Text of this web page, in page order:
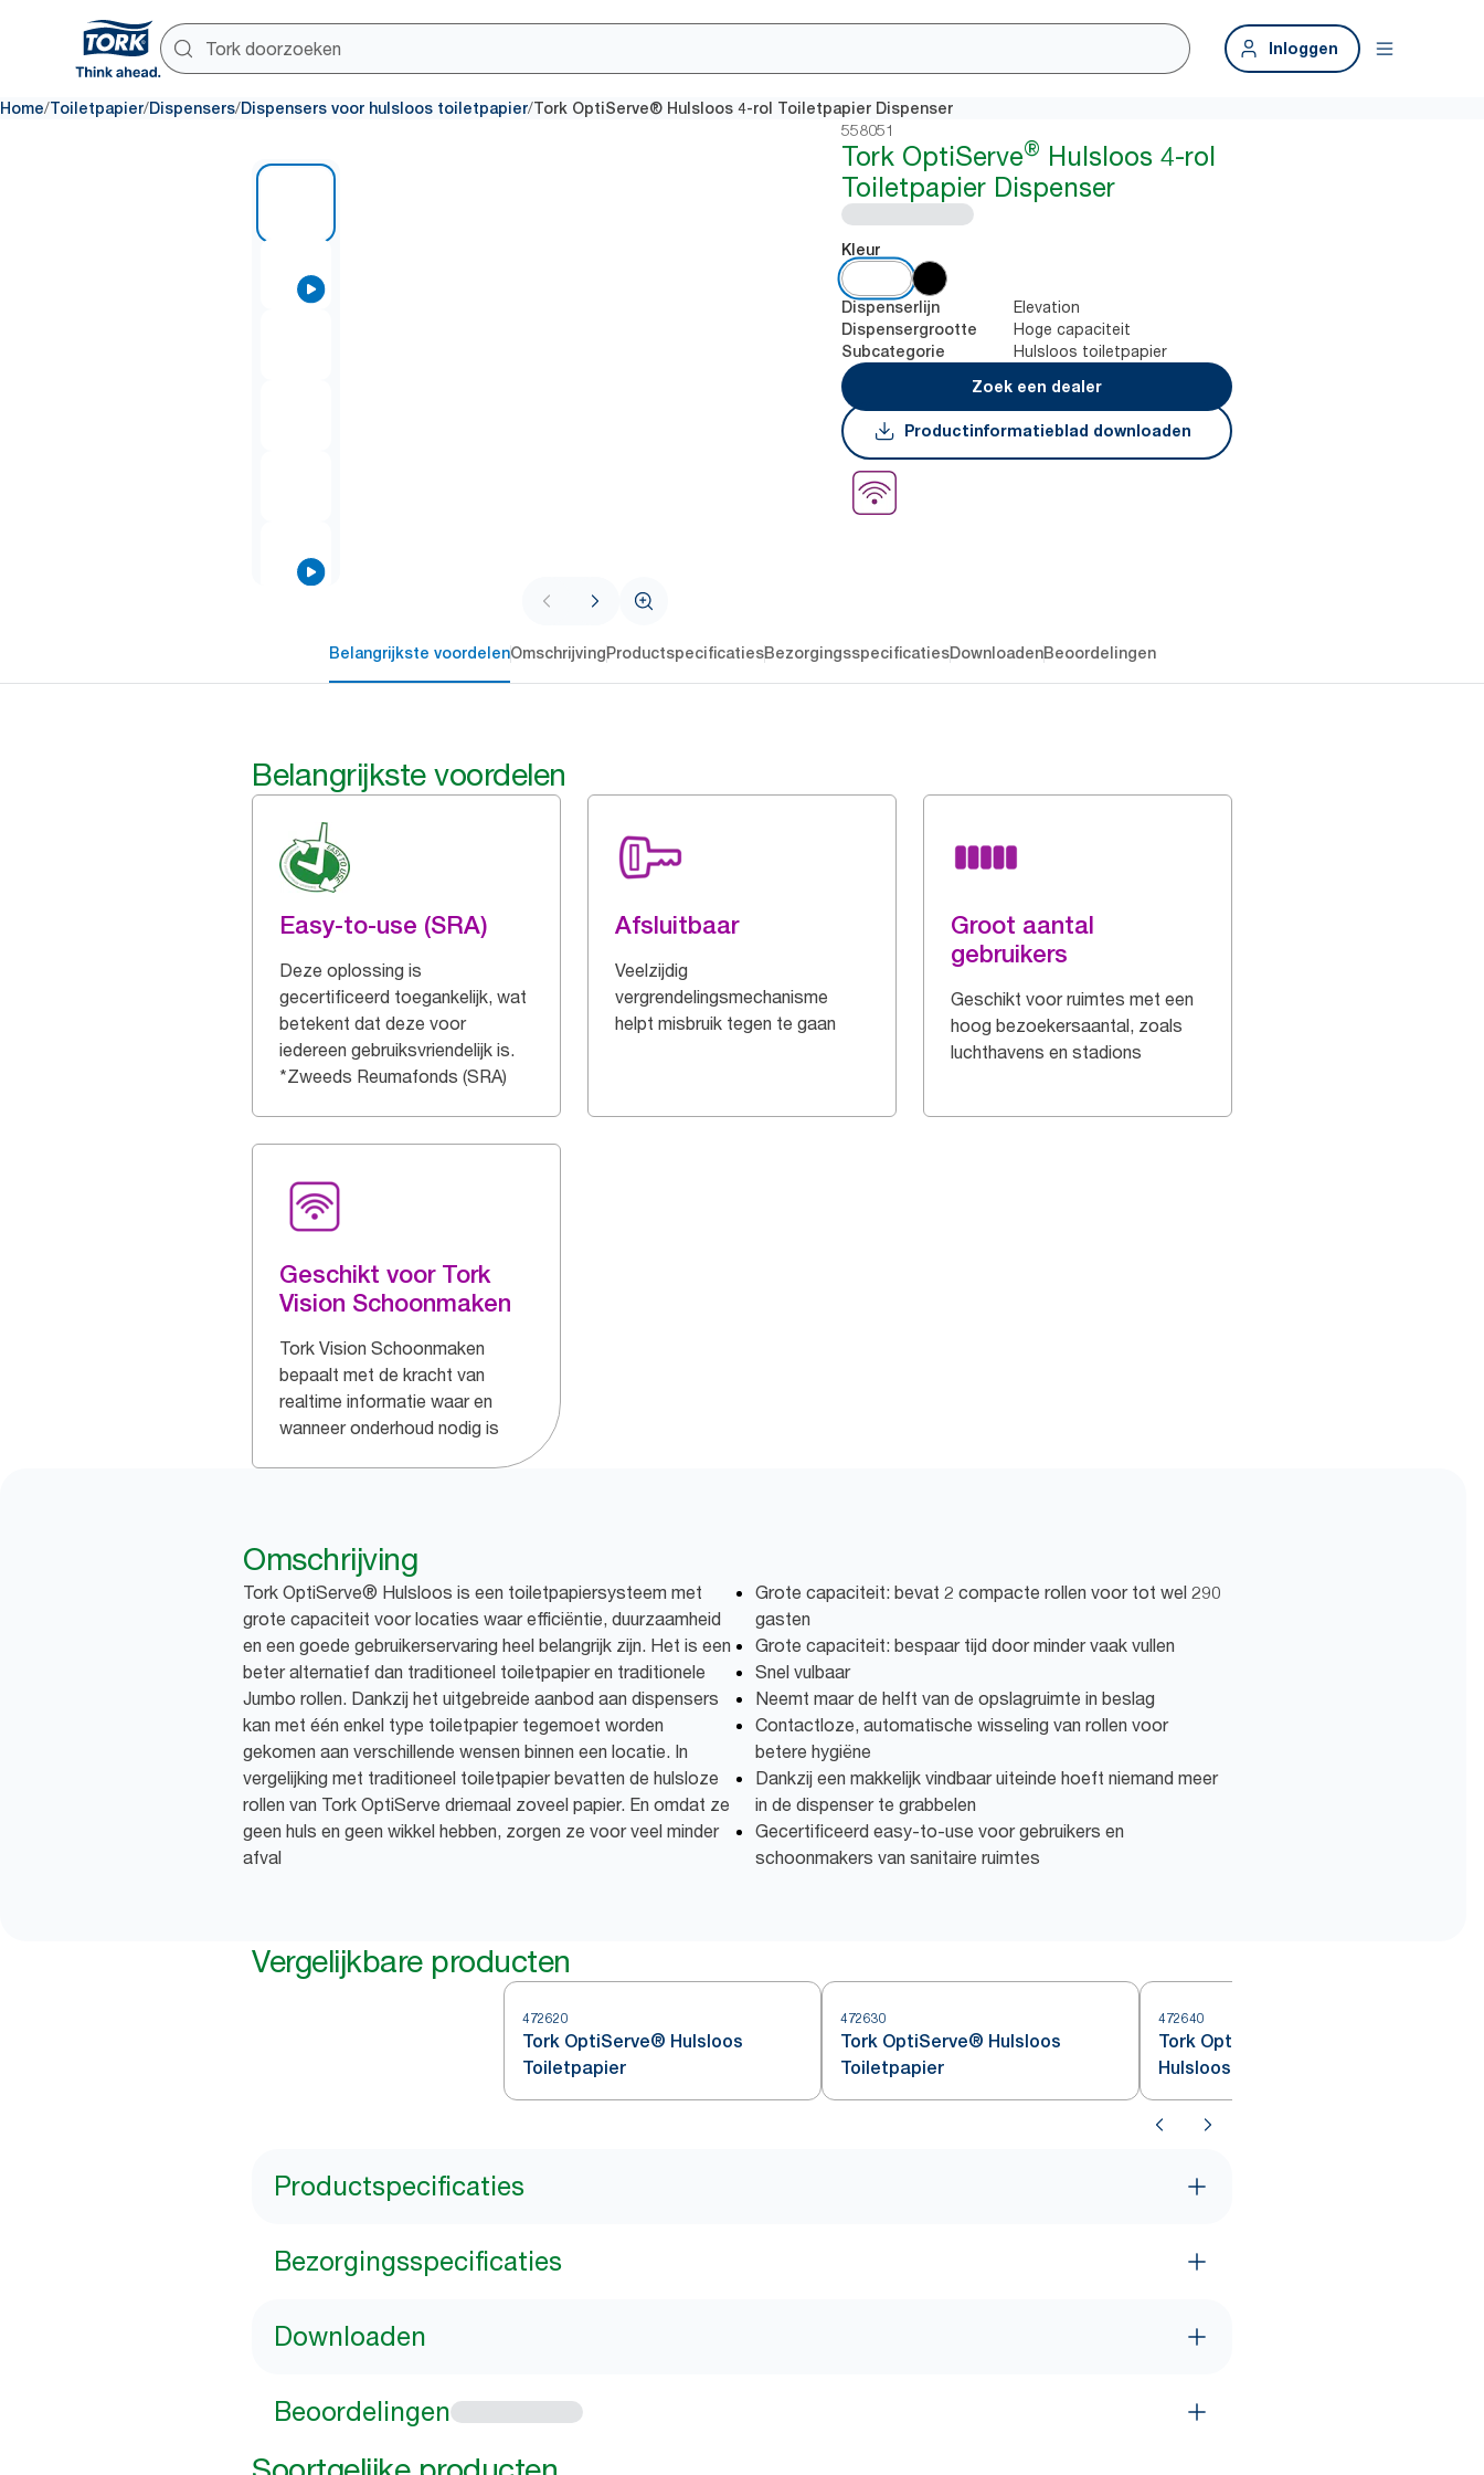
Inloggen
Home/Toiletpapier/Dispensers/Dispensers voor hulsloos toiletpapier/Tork OptiServe® Hulsloos 4-rol Toiletpapier Dispenser
558051
Tork OptiServe® Hulsloos 4-rol
Toiletpapier Dispenser
Kleur
Dispenserlijn Elevation
Dispensergrootte Hoge capaciteit
Subcategorie
Hulsloos toiletpapier
Zoek een dealer
Productinformatieblad downloaden
Belangrijkste voordelenOmschrijvingProductspecificatiesBezorgingsspecificatiesDownloadenBeoordelingen
Belangrijkste voordelen
Easy-to-use (SRA)
Deze oplossing is
gecertificeerd toegankelijk, wat
betekent dat deze voor
iedereen gebruiksvriendelijk is.
*Zweeds Reumafonds (SRA)
Afsluitbaar
Veelzijdig
vergrendelingsmechanisme
helpt misbruik tegen te gaan
Groot aantal
gebruikers
Geschikt voor ruimtes met een
hoog bezoekersaantal, zoals
luchthavens en stadions
Geschikt voor Tork
Vision Schoonmaken
Tork Vision Schoonmaken
bepaalt met de kracht van
realtime informatie waar en
wanneer onderhoud nodig is
Omschrijving
Tork OptiServe® Hulsloos is een toiletpapiersysteem met
grote capaciteit voor locaties waar efficiëntie, duurzaamheid
en een goede gebruikerservaring heel belangrijk zijn. Het is een
beter alternatief dan traditioneel toiletpapier en traditionele
Jumbo rollen. Dankzij het uitgebreide aanbod aan dispensers
kan met één enkel type toiletpapier tegemoet worden
gekomen aan verschillende wensen binnen een locatie. In
vergelijking met traditioneel toiletpapier bevatten de hulsloze
rollen van Tork OptiServe driemaal zoveel papier. En omdat ze
geen huls en geen wikkel hebben, zorgen ze voor veel minder
afval
Grote capaciteit: bevat 2 compacte rollen voor tot wel 290
gasten
Grote capaciteit: bespaar tijd door minder vaak vullen
Snel vulbaar
Neemt maar de helft van de opslagruimte in beslag
Contactloze, automatische wisseling van rollen voor
betere hygiëne
Dankzij een makkelijk vindbaar uiteinde hoeft niemand meer
in de dispenser te grabbelen
Gecertificeerd easy-to-use voor gebruikers en
schoonmakers van sanitaire ruimtes
Vergelijkbare producten
472620
Tork OptiServe® Hulsloos
Toiletpapier
472630
Tork OptiServe® Hulsloos
Toiletpapier
472640
Tork OptiServe® Naturel
Hulsloos Toiletpapier
Productspecificaties
Bezorgingsspecificaties
Downloaden
Beoordelingen